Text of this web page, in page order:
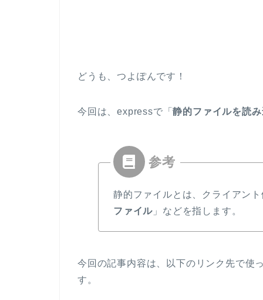
どうも、つよぽんです！
今回は、expressで「静的ファイルを読
静的ファイルとは、クライアン
ファイル 」などを指します。
今回の記事内容は、以下のリンク先で使
す。